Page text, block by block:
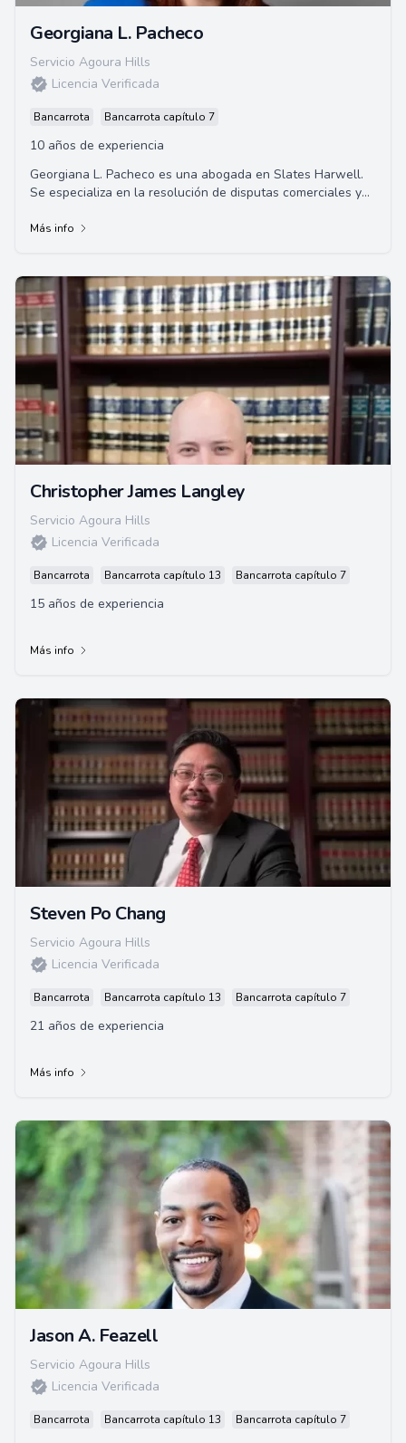
Georgiana L. Pacheco
Servicio Agoura Hills
Licencia Verificada
Bancarrota Bancarrota capítulo 7
10 años de experiencia
Georgiana L. Pacheco es una abogada en Slates Harwell.
Se especializa en la resolución de disputas comerciales y
Más info
Christopher James Langley
Servicio Agoura Hills
Licencia Verificada
Bancarrota Bancarrota capítulo 13 Bancarrota capítulo 7
15 años de experiencia
Más info
Steven Po Chang
Servicio Agoura Hills
Licencia Verificada
Bancarrota Bancarrota capítulo 13 Bancarrota capítulo 7
21 años de experiencia
Más info
Jason A. Feazell
Servicio Agoura Hills
Licencia Verificada
Bancarrota Bancarrota capítulo 13 Bancarrota capítulo 7